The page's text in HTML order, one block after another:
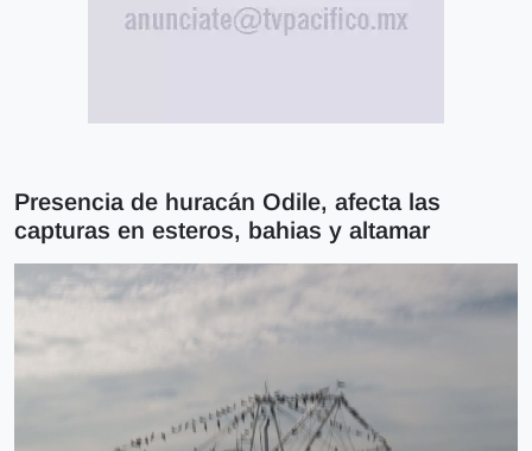
Presencia de huracán Odile, afecta las
capturas en esteros, bahias y altamar